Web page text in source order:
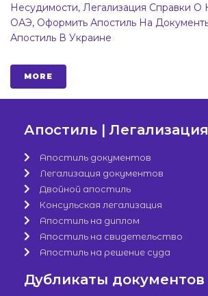
Несудимости, Легализация Справки О
ОАЭ, Оформить Апостиль На
Апостиль В Украине
MORE
Апостиль | Легализация
Апостиль документов
Легализация документов
Двойной апостиль
Консульская легализация
Апостиль на диплом
Апостиль на свидетельство
Апостиль на решение суда
Дубликаты документов